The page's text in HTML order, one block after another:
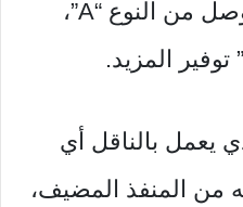
لمنفذ “USB 3” على موصل من النوع “A”،
يعمل بالناقل أي
من المنفذ المضيف،